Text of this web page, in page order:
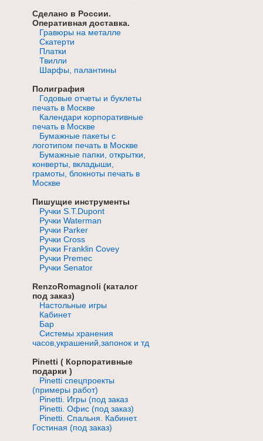
Сделано в России.
Оперативная доставка.
Гравюры на металле
Скатерти
Платки
Твилли
Шарфы, палантины
Полиграфия
Годовые отчеты и буклеты
печать в Москве
Календари корпоративные
печать в Москве
Бумажные пакеты с
логотипом печать в Москве
Бумажные папки, открытки,
конверты, вкладыши,
грамоты, блокноты печать в
Москве
Пишущие инструменты
Ручки S.T.Dupont
Ручки Waterman
Ручки Parker
Ручки Cross
Ручки Franklin Covey
Ручки Premec
Ручки Senator
RenzoRomagnoli (каталог
под заказ)
Настольные игры
Кабинет
Бар
Системы хранения
часов,украшений,запонок и тд
Pinetti ( Корпоративные
подарки )
Pinetti спецпроекты
(примеры работ)
Pinetti. Игры (под заказ
Pinetti. Офис (под заказ)
Pinetti. Спальня. Кабинет.
Гостиная (под заказ)